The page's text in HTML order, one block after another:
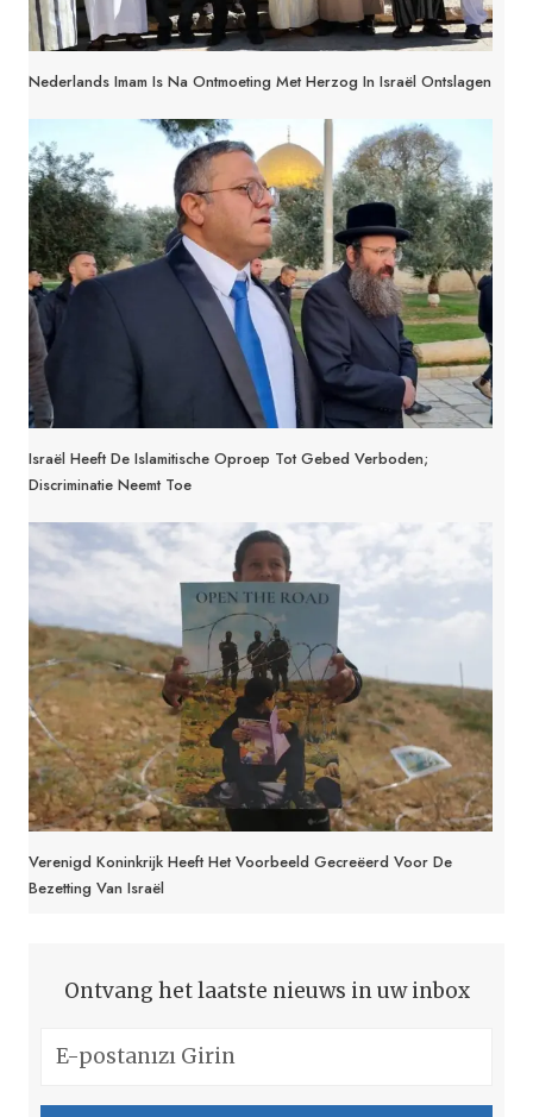
Nederlands Imam Is Na Ontmoeting Met Herzog In Israël Ontslagen
Israël Heeft De Islamitische Oproep Tot Gebed Verboden;
Discriminatie Neemt Toe
Verenigd Koninkrijk Heeft Het Voorbeeld Gecreëerd Voor De
Bezetting Van Israël
Ontvang het laatste nieuws in uw inbox